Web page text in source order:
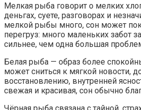
Мелкая рыба говорит о мелких
деньгах, суете, разговорах и
мелкой рыбы много, сон может
перегруз: много маленьких забот
сильнее, чем одна большая
Белая рыба — образ более
может сниться к мягкой новости,
восстановлению, внутренней
свежая и красивая, сон обычно
Чёрная рыба связана с тайной,